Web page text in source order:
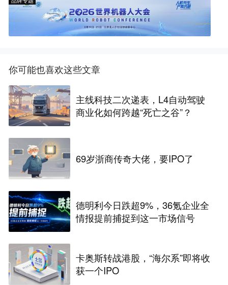
你可能也喜欢这些文章
主线科技二次递表，L4自动驾驶
商业化如何跨越“死亡之谷”？
69岁浙商传奇大佬，要IPO了
德明利今日跌超9%，36氪企业全
情报提前捕捉到这一市场信号
卡奥斯转战港股，“海尔系”即将收
获一个IPO